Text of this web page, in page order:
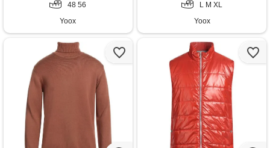
48 56
Yoox
L M XL
Yoox